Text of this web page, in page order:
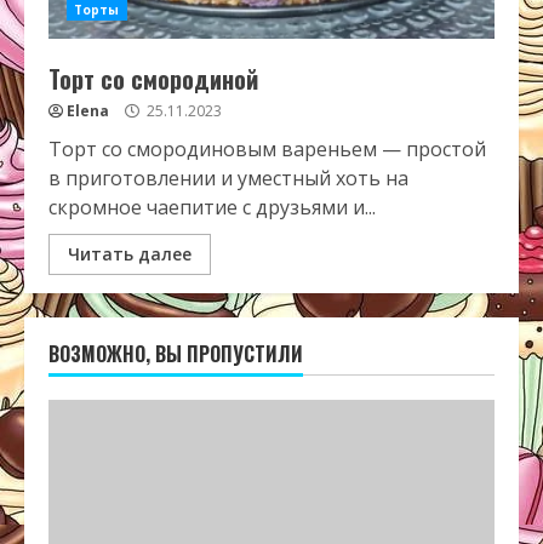
Торты
Торт со смородиной
Elena 25.11.2023
Торт со смородиновым вареньем — простой
в приготовлении и уместный хоть на
скромное чаепитие с друзьями и...
Читать далее
ВОЗМОЖНО, ВЫ ПРОПУСТИЛИ